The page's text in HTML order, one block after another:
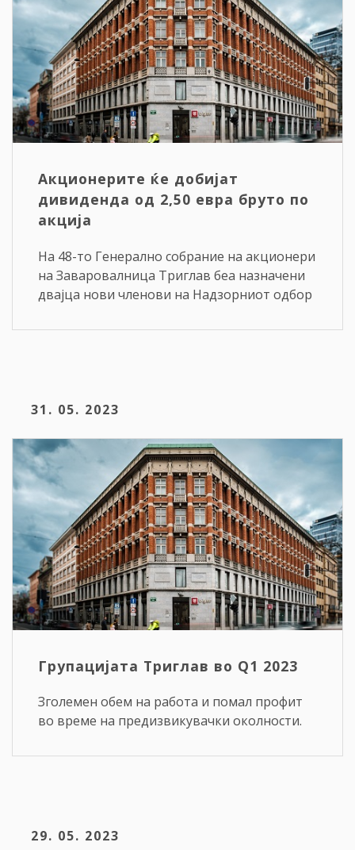
Акционерите ќе добијат
дивиденда од 2,50 евра бруто по
акција
На 48-то Генерално собрание на акционери
на Заваровалница Триглав беа назначени
двајца нови членови на Надзорниот одбор
31. 05. 2023
Групацијата Триглав во Q1 2023
Зголемен обем на работа и помал профит
во време на предизвикувачки околности.
29. 05. 2023